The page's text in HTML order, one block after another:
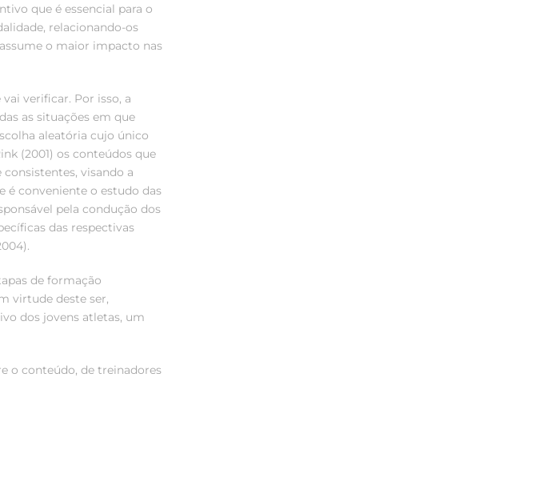
que é essencial para o
relacionando-os
o maior impacto nas
verificar. Por isso, a
as situações em que
aleatória cujo único
(2001) os conteúdos que
visando a
é conveniente o estudo das
pela condução dos
das respectivas
de formação
virtude deste ser,
dos jovens atletas, um
o conteúdo, de treinadores